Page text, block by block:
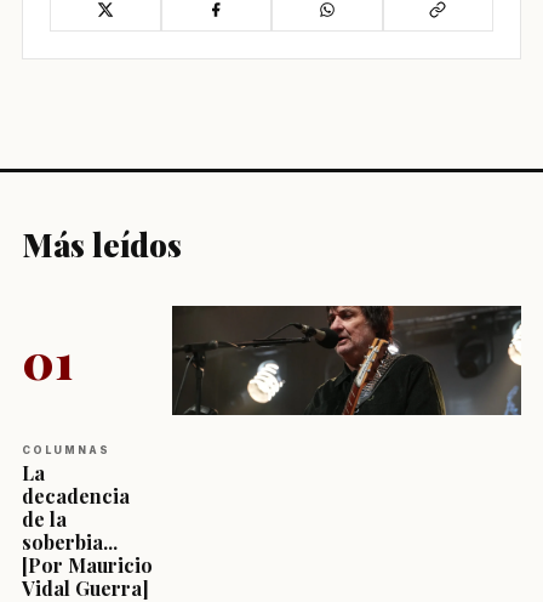
Más leídos
01
COLUMNAS
La
decadencia
de la
soberbia...
[Por Mauricio
Vidal Guerra]